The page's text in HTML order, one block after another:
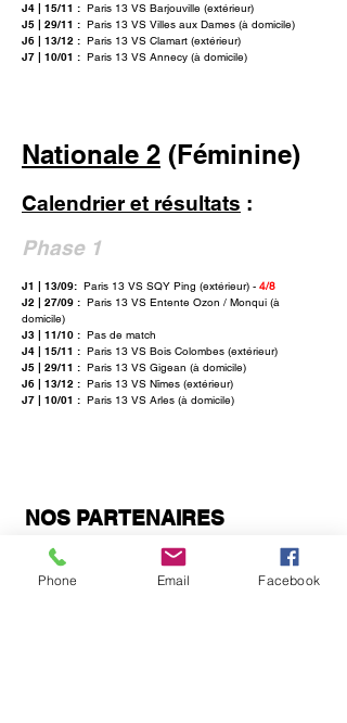
J4 | 15/11 : Paris 13 VS Barjouville (extérieur)
J5 | 29/11 : Paris 13 VS Villes aux Dames (à domicile)
J6 | 13/12 : Paris 13 VS Clamart (extérieur)
J7 | 10/01 : Paris 13 VS Annecy (à domicile)
Nationale 2 (Féminine)
Calendrier et résultats :
Phase 1
J1 | 13/09: Paris 13 VS SQY Ping (extérieur) - 4/8
J2 | 27/09 : Paris 13 VS Entente Ozon / Monqui (à
domicile)
J3 | 11/10 : Pas de match
J4 | 15/11 : Paris 13 VS Bois Colombes (extérieur)
J5 | 29/11 : Paris 13 VS Gigean (à domicile)
J6 | 13/12 : Paris 13 VS Nîmes (extérieur)
J7 | 10/01 : Paris 13 VS Arles (à domicile)
NOS PARTENAIRES
Phone Email Facebook